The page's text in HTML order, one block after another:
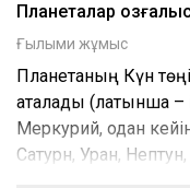
Планеталар
Ғылыми жұмыс
Планетаның Күн
аталады (латынша –
Меркурий, одан
Сатурн, Уран,